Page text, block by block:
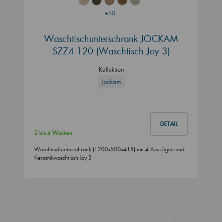
+10
Waschtischunterschrank JOCKAM
SZZ4 120 (Waschtisch Joy 3)
Kollektion
Jockam
DETAIL
2 bis 4 Wochen
Waschtischunterschrank (1200x500x418) mit 4 Auszügen und
Keramikwaschtisch Joy 3